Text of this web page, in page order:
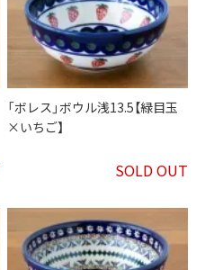
「ボレス」ボウル浅13.5【緑目玉
×いちご】
SOLD OUT